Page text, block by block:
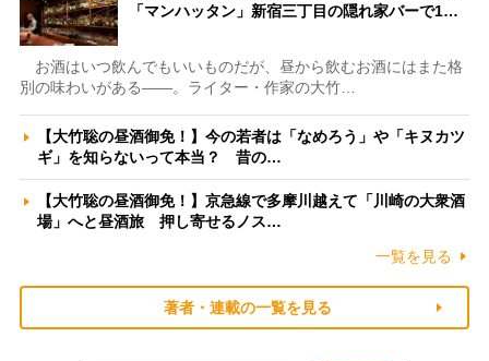
「マンハッタン」新宿三丁目の隠れ家バーで1…
お酒はいつ飲んでもいいものだが、昼から飲むお酒にはまた格
別の味わいがある――。ライター・作家の大竹…
【大竹聡の昼酒御免！】今の若者は「なめろう」や「キヌカツ
ギ」を知らないって本当？ 昔の…
【大竹聡の昼酒御免！】京急線で多摩川越えて「川崎の大衆酒
場」へと昼酒旅 押し寄せるノス…
一覧を見る
著者・連載の一覧を見る